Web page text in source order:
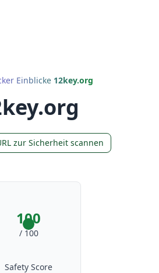
Einblicke 12key.org
zur Sicherheit scannen
100
/ 100
Safety Score